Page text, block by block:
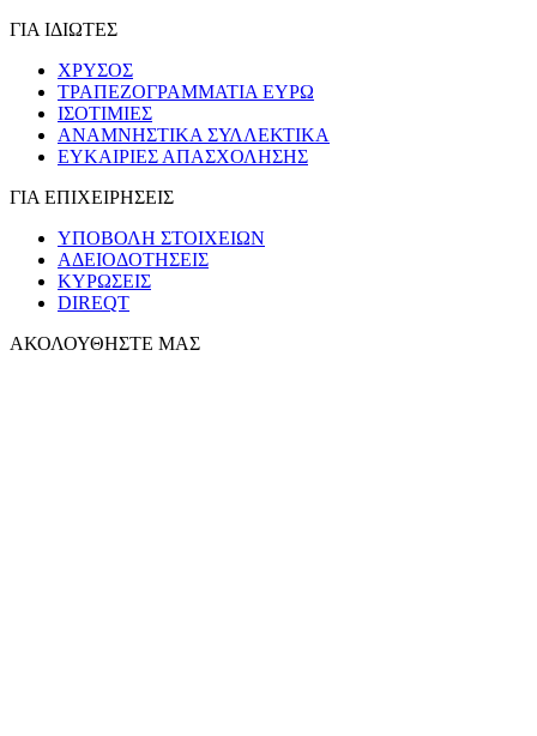
ΓΙΑ ΙΔΙΩΤΕΣ
ΧΡΥΣΟΣ
ΤΡΑΠΕΖΟΓΡΑΜΜΑΤΙΑ ΕΥΡΩ
ΙΣΟΤΙΜΙΕΣ
ΑΝΑΜΝΗΣΤΙΚΑ ΣΥΛΛΕΚΤΙΚΑ
ΕΥΚΑΙΡΙΕΣ ΑΠΑΣΧΟΛΗΣΗΣ
ΓΙΑ ΕΠΙΧΕΙΡΗΣΕΙΣ
ΥΠΟΒΟΛΗ ΣΤΟΙΧΕΙΩΝ
ΑΔΕΙΟΔΟΤΗΣΕΙΣ
ΚΥΡΩΣΕΙΣ
DIREQT
ΑΚΟΛΟΥΘΗΣΤΕ ΜΑΣ